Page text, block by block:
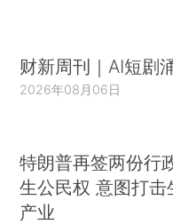
财新周刊｜AI短剧
2026年08月06日
特朗普再签两份行
生公民权 意图打击
产业